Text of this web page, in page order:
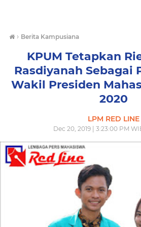
› Berita Kampusiana
KPUM Tetapkan
Rasdiyanah Sebagai
Wakil Presiden
2020
LPM RED LINE
Dec 20, 2019 | 3:23:00 PM